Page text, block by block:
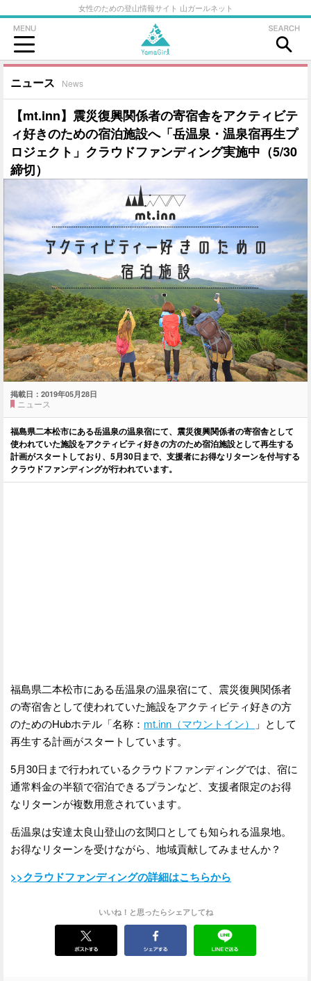
女性のための登山情報サイト 山ガールネット
ニュース News
【mt.inn】震災復興関係者の寄宿舎をアクティビテ
ィ好きのための宿泊施設へ「岳温泉・温泉宿再生プ
ロジェクト」クラウドファンディング実施中（5/30
締切）
掲載日： 2019年05月28日
ニュース
福島県二本松市にある岳温泉の温泉宿にて、震災復興関係者の寄宿舎として
使われていた施設をアクティビティ好きの方のため宿泊施設として再生する
計画がスタートしており、5月30日まで、支援者にお得なリターンを付与する
クラウドファンディングが行われています。
福島県二本松市にある岳温泉の温泉宿にて、震災復興関係者
の寄宿舎として使われていた施設をアクティビティ好きの方
のためのHubホテル「名称： mt.inn（マウントイン）
」として
再生する計画がスタートしています。
5月30日まで行われているクラウドファンディングでは、宿に
通常料金の半額で宿泊できるプランなど、支援者限定のお得
なリターンが複数用意されています。
岳温泉は安達太良山登山の玄関口としても知られる温泉地。
お得なリターンを受けながら、地域貢献してみませんか？
>>クラウドファンディングの詳細はこちらから
いいね！と思ったらシェアしてね